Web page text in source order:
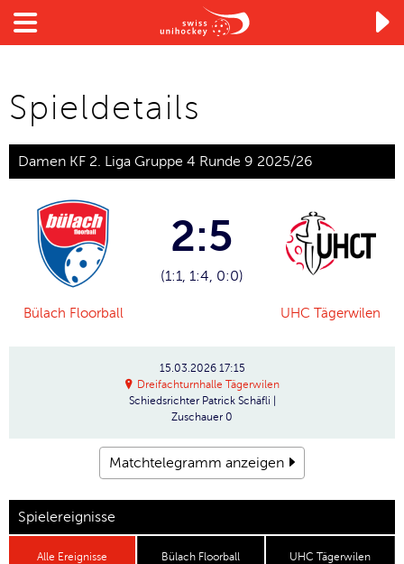

Spieldetails
Damen KF 2. Liga Gruppe 4 Runde 9 2025/26
Bülach Floorball
2:5
(1:1, 1:4, 0:0)
UHC Tägerwilen
15.03.2026 17:15
Dreifachturnhalle Tägerwilen
Schiedsrichter Patrick Schäfli |
Zuschauer 0
Matchtelegramm anzeigen
Spielereignisse
Alle Ereignisse Bülach Floorball UHC Tägerwilen